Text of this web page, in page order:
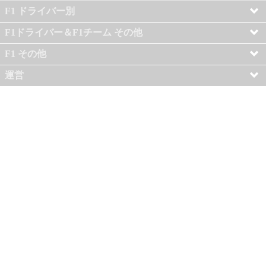
F1 ドライバー別
F1ドライバー＆F1チーム その他
F1 その他
運営